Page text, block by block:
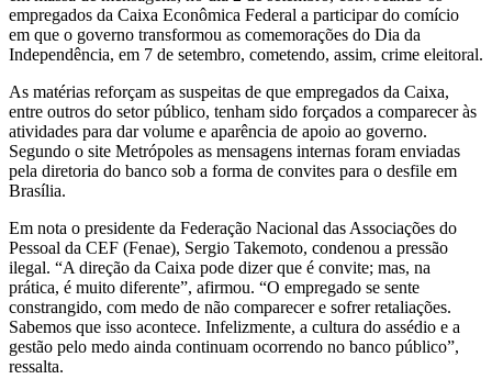
empregados da Caixa Econômica Federal a participar do comício
em que o governo transformou as comemorações do Dia da
Independência, em 7 de setembro, cometendo, assim, crime eleitoral.
As matérias reforçam as suspeitas de que empregados da Caixa,
entre outros do setor público, tenham sido forçados a comparecer às
atividades para dar volume e aparência de apoio ao governo.
Segundo o site Metrópoles as mensagens internas foram enviadas
pela diretoria do banco sob a forma de convites para o desfile em
Brasília.
Em nota o presidente da Federação Nacional das Associações do
Pessoal da CEF (Fenae), Sergio Takemoto, condenou a pressão
ilegal. “A direção da Caixa pode dizer que é convite; mas, na
prática, é muito diferente”, afirmou. “O empregado se sente
constrangido, com medo de não comparecer e sofrer retaliações.
Sabemos que isso acontece. Infelizmente, a cultura do assédio e a
gestão pelo medo ainda continuam ocorrendo no banco público”,
ressalta.